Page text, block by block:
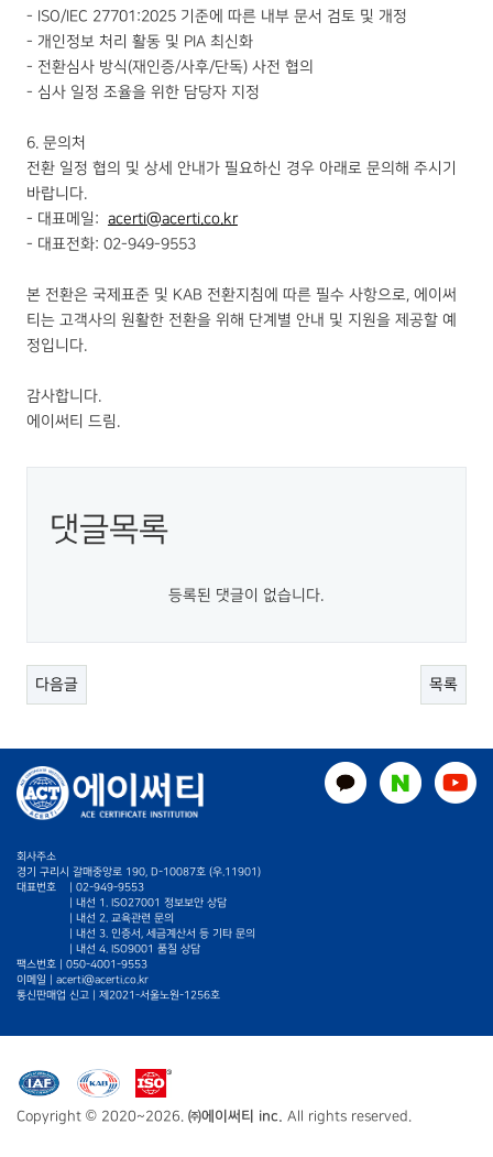
- ISO/IEC 27701:2025 기준에 따른 내부 문서 검토 및 개정
- 개인정보 처리 활동 및 PIA 최신화
- 전환심사 방식(재인증/사후/단독) 사전 협의
- 심사 일정 조율을 위한 담당자 지정
6. 문의처
전환 일정 협의 및 상세 안내가 필요하신 경우 아래로 문의해 주시기
바랍니다.
- 대표메일: acerti@acerti.co.kr
- 대표전화: 02-949-9553
본 전환은 국제표준 및 KAB 전환지침에 따른 필수 사항으로, 에이써
티는 고객사의 원활한 전환을 위해 단계별 안내 및 지원을 제공할 예
정입니다.
감사합니다.
에이써티 드림.
댓글목록
등록된 댓글이 없습니다.
다음글 목록
회사주소
경기 구리시 갈매중앙로 190, D-10087호 (우.11901)
대표번호
02-949-9553
| 내선 1. ISO27001 정보보안 상담
| 내선 2. 교육관련 문의
| 내선 3. 인증서, 세금계산서 등 기타 문의
| 내선 4. ISO9001 품질 상담
팩스번호 | 050-4001-9553
이메일 | acerti@acerti.co.kr
통신판매업 신고 | 제2021-서울노원-1256호
Copyright © 2020~2026. ㈜에이써티 inc. All rights reserved.